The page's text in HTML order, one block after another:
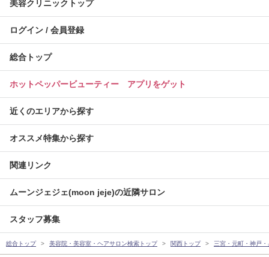
美容クリニックトップ
ログイン / 会員登録
総合トップ
ホットペッパービューティー アプリをゲット
近くのエリアから探す
オススメ特集から探す
関連リンク
ムーンジェジェ(moon jeje)の近隣サロン
スタッフ募集
総合トップ 美容院・美容室・ヘアサロン検索トップ 関西トップ 三宮・元町・神戸